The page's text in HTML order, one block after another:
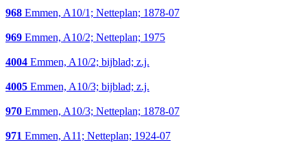
968 Emmen, A10/1; Netteplan; 1878-07
969 Emmen, A10/2; Netteplan; 1975
4004 Emmen, A10/2; bijblad; z.j.
4005 Emmen, A10/3; bijblad; z.j.
970 Emmen, A10/3; Netteplan; 1878-07
971 Emmen, A11; Netteplan; 1924-07